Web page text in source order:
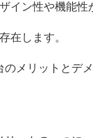
イン性や機能性
在します。
のメリットとデ